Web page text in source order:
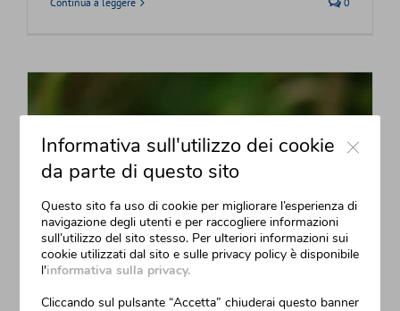
Nunc Tincidunt Elit Cursus
Informativa sull'utilizzo dei cookie
da parte di questo sito
Questo sito fa uso di cookie per migliorare l’esperienza di
navigazione degli utenti e per raccogliere informazioni
sull’utilizzo del sito stesso. Per ulteriori informazioni sui
cookie utilizzati dal sito e sulle privacy policy è disponibile
l'informativa sulla privacy.
Cliccando sul pulsante “Accetta” chiuderai questo banner